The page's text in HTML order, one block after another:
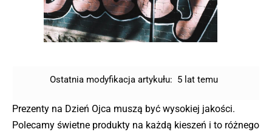
Ostatnia modyfikacja artykułu: 5 lat temu
Prezenty na Dzień Ojca muszą być wysokiej jakości.
Polecamy świetne produkty na każdą kieszeń i to różnego